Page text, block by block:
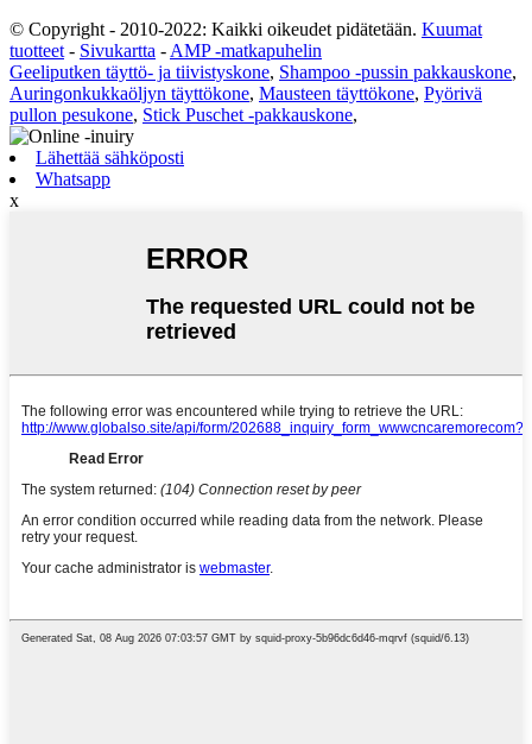
© Copyright - 2010-2022: Kaikki oikeudet pidätetään. Kuumat
tuotteet - Sivukartta - AMP -matkapuhelin
Geeliputken täyttö- ja tiivistyskone, Shampoo -pussin pakkauskone,
Auringonkukkaöljyn täyttökone, Mausteen täyttökone, Pyörivä
pullon pesukone, Stick Puschet -pakkauskone,
Lähettää sähköposti
Whatsapp
x